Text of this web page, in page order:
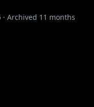
· Archived 11 months